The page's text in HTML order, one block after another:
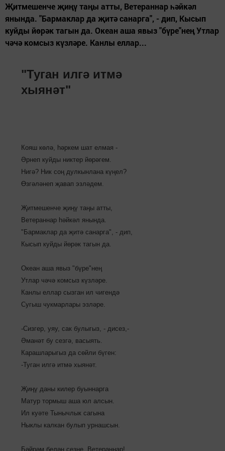
Җитмешенче җиңү таңы атты, Ветераннар һәйкәл
янында. "Бармаклар да җитә санарга", - дип, Кысып
куйды йөрәк тагын да. Океан аша явыз "бүре"нең Утлар
чәчә комсыз күзләре. Канлы еллар...
"Туган илгә итмә
хыянәт"
Кояш көлә, һәркем шат елмая -
Әрнеп куйды никтер йөрәгем.
Нигә? Ник соң дулкынлана күңел?
Өзгәләнеп җавап эзләдем.
Җитмешенче җиңү таңы атты,
Ветераннар һәйкәл янында.
"Бармаклар да җитә санарга", - дип,
Кысып куйды йөрәк тагын да.
Океан аша явыз "бүре"нең
Утлар чәчә комсыз күзләре.
Канлы еллар сызган ил чигендә
Сугыш чукмарлары эзләре.
-Сизгер, уяу, сак булыгыз, - дисез,-
Әманәт бу сезгә, васыять.
Карашларыгыз да сөйли бүген:
-Туган илгә итмә хыянәт.
Җиңү даны килер буыннарга
Матур тормыш аша юл алсын.
Ил куәте Тынычлык сагына
Ныклы калкан булып урнашсын.
Бәйрәм белән сезне, Ветераннар!